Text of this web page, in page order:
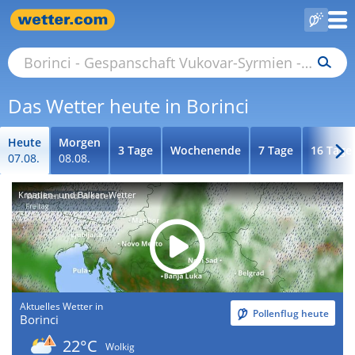
Das Wetter heute in Borinci
Heute
07.08.
Morgen
08.08.
3 Tage Wochenende 7 Tage 16 Tage
Kroatien- und Balkan-Wetter
Aktuelles Wetter in
Borinci Pollenflug heute
22°C
Wolkig